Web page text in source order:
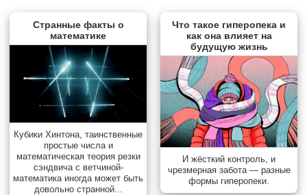
Странные факты о
математике
Кубики Хинтона, таинственные
простые числа и
математическая теория резки
сэндвича с ветчиной-
математика иногда может быть
довольно странной...
Что такое гиперопека и
как она влияет на
будущую жизнь
И жёсткий контроль, и
чрезмерная забота — разные
формы гиперопеки.